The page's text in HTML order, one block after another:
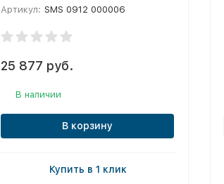
Артикул: SMS 0912 000006
25 877 руб.
В наличии
В корзину
Купить в 1 клик